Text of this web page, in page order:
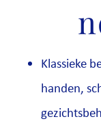
Klassieke
handen,